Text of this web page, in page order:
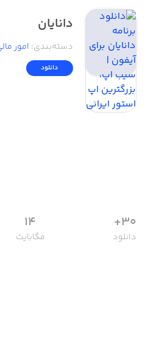
دانایان
دسته‌بندی: امور
دانلود
30+
دانلود
14
مگابایت